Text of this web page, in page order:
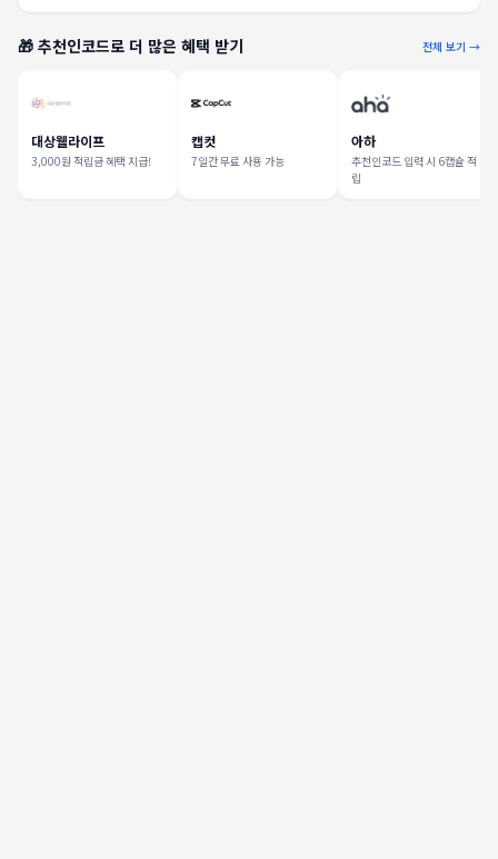
🎁 추천인코드로 더 많은 혜택 받기 전체 보기 →
대상웰라이프
3,000원 적립금 혜택 지급!
캡컷
7일간 무료 사용 가능
아하
추천인코드 입력 시 6캡슐 적
립